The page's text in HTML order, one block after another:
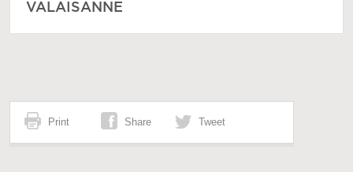
VALAISANNE
Print Share Tweet